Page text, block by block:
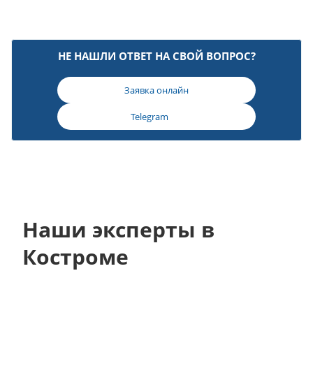
НЕ НАШЛИ ОТВЕТ НА СВОЙ ВОПРОС?
Заявка онлайн
Telegram
Наши эксперты в
Костроме